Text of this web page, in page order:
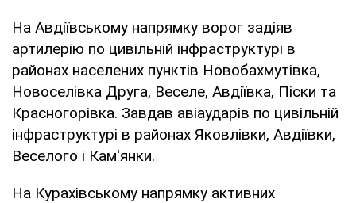
На Авдіївському напрямку ворог задіяв
артилерію по цивільній інфраструктурі в
районах населених пунктів Новобахмутівка,
Новоселівка Друга, Веселе, Авдіївка, Піски та
Красногорівка. Завдав авіаударів по цивільній
інфраструктурі в районах Яковлівки, Авдіївки,
Веселого і Кам'янки.
На Курахівському напрямку активних